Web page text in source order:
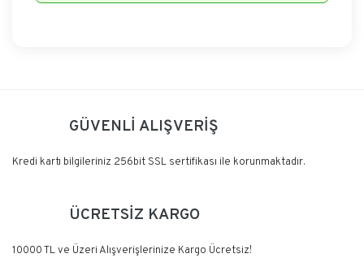
Yorum Yaz
GÜVENLİ ALIŞVERİŞ
Kredi kartı bilgileriniz 256bit SSL sertifikası ile korunmaktadır.
ÜCRETSİZ KARGO
10000 TL ve Üzeri Alışverişlerinize Kargo Ücretsiz!